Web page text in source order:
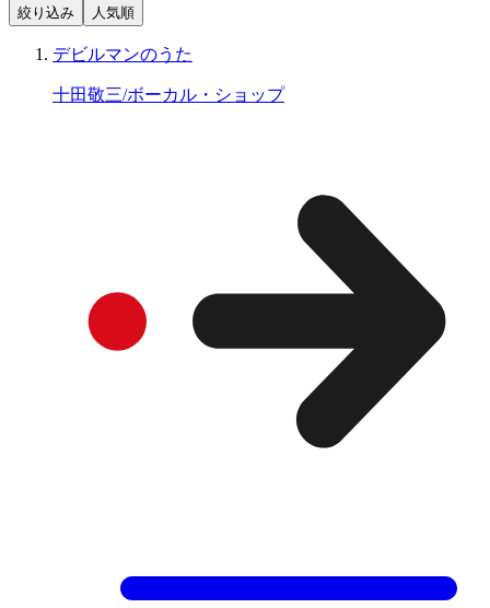
絞り込み 人気順
デビルマンのうた
十田敬三/ボーカル・ショップ